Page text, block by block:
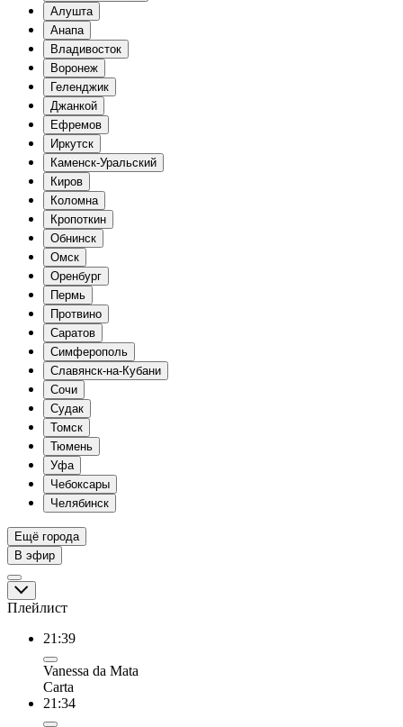
Алушта
Анапа
Владивосток
Воронеж
Геленджик
Джанкой
Ефремов
Иркутск
Каменск-Уральский
Киров
Коломна
Кропоткин
Обнинск
Омск
Оренбург
Пермь
Протвино
Саратов
Симферополь
Славянск-на-Кубани
Сочи
Судак
Томск
Тюмень
Уфа
Чебоксары
Челябинск
Ещё города
В эфир
Плейлист
21:39
Vanessa da Mata
Carta
21:34